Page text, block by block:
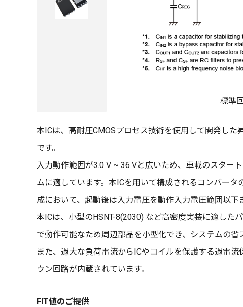
標準
本ICは、高耐圧CMOSプロセス技術を使用して開発し
です。
入力動作範囲が3.0 V ~ 36 Vと広いため、車載のスター
ムに適しています。本ICを用いて構成されるコンバータ
成において、起動後は入力電圧を動作入力電圧範囲以下
本ICは、小型のHSNT-8(2030) など高密度実装に適した
で動作可能なため周辺部品を小型化でき、システムの省
また、過大な負荷電流からICやコイルを保護する過電
ウン回路が内蔵されています。
FIT値のご提供